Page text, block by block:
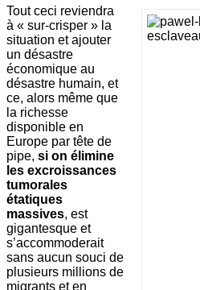
Tout ceci reviendra
à « sur-crisper » la
situation et ajouter
un désastre
économique au
désastre humain, et
ce, alors même que
la richesse
disponible en
Europe par tête de
pipe, si on élimine
les excroissances
tumorales
étatiques
massives, est
gigantesque et
s’accommoderait
sans aucun souci de
plusieurs millions de
migrants et en